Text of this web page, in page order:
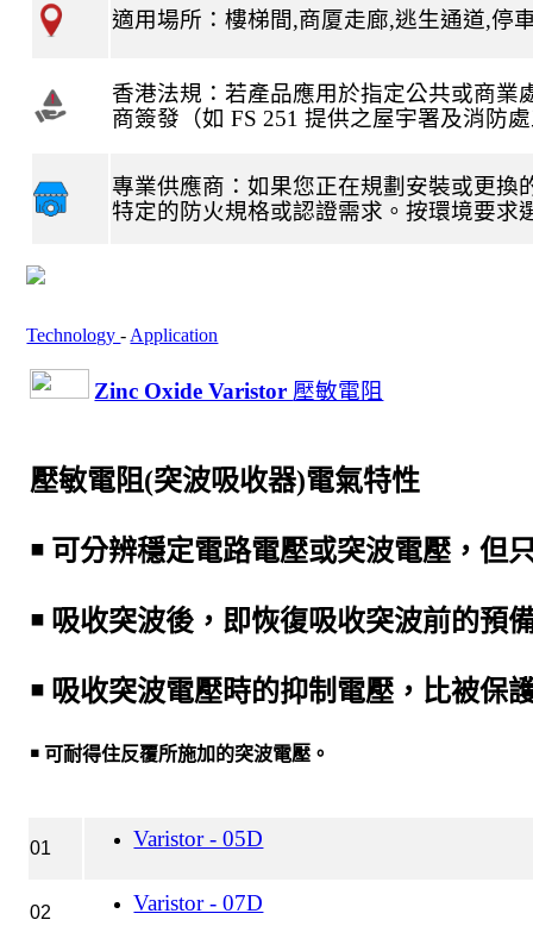
適用場所：樓梯間,商厦走廊,逃生通道,停
香港法規：若產品應用於指定公共或商業
商簽發（如FS 251提供之屋宇署及消防
專業供應商：如果您正在規劃安裝或更換
特定的防火規格或認證需求。按環境要求
Technology- Application
Zinc Oxide Varistor 壓敏電阻
壓敏電阻(突波吸收器)電氣特性
￭ 可分辨穩定電路電壓或突波電壓，但
￭ 吸收突波後，即恢復吸收突波前的預
￭ 吸收突波電壓時的抑制電壓，比被保
￭ 可耐得住反覆所施加的突波電壓。
01 Varistor - 05D
02 Varistor - 07D